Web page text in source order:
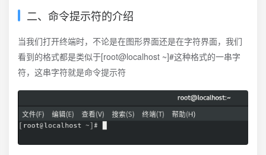
二、命令提示符的介绍
当我们打开终端时，不论是在图形界面还是在字符界面，我们
看到的格式都是类似于[root@localhost ~]#这种格式的一串字
符，这串字符就是命令提示符